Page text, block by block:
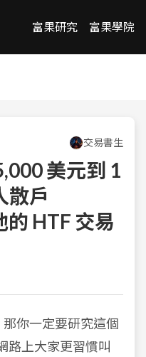
富果研究 富果學院
交易書生
美元到 1
散戶
HTF 交易
你一定要研究這個
路上大家更習慣叫